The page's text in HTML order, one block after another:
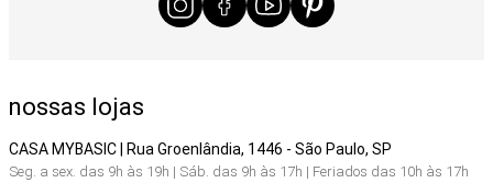
nossas lojas
CASA MYBASIC | Rua Groenlândia, 1446 - São Paulo, SP
Seg. a sex. das 9h às 19h | Sáb. das 9h às 17h | Feriados das 10h às 17h